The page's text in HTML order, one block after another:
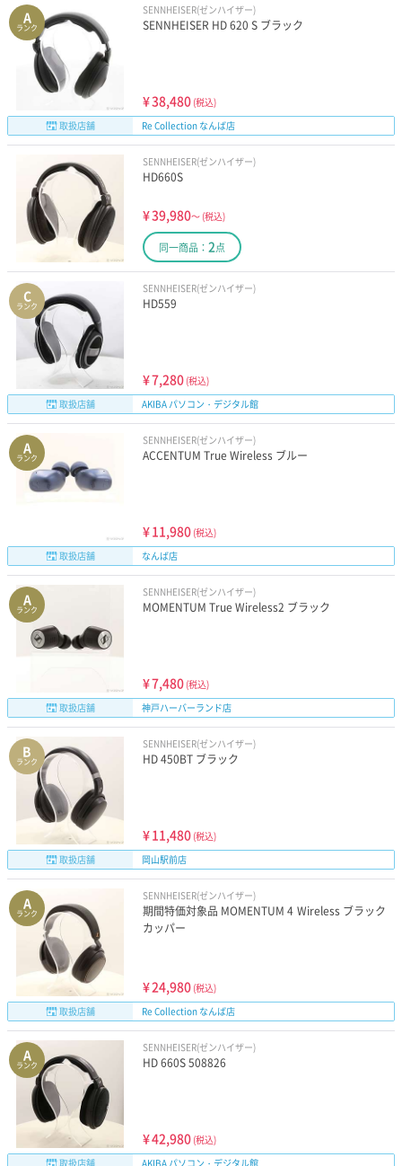
A
ランク
SENNHEISER(ゼンハイザー)
SENNHEISER HD 620 S ブラック
¥38,480 (税込)
取扱店舗
Re Collection なんば店
SENNHEISER(ゼンハイザー)
HD660S
¥39,980～ (税込)
同一商品： 2点
C
ランク
SENNHEISER(ゼンハイザー)
HD559
¥7,280 (税込)
取扱店舗
AKIBA パソコン・デジタル館
A
ランク
SENNHEISER(ゼンハイザー)
ACCENTUM True Wireless ブルー
¥11,980 (税込)
取扱店舗
なんば店
A
ランク
SENNHEISER(ゼンハイザー)
MOMENTUM True Wireless2 ブラック
¥7,480 (税込)
取扱店舗
神戸ハーバーランド店
B
ランク
SENNHEISER(ゼンハイザー)
HD 450BT ブラック
¥11,480 (税込)
取扱店舗
岡山駅前店
A
ランク
SENNHEISER(ゼンハイザー)
期間特価対象品 MOMENTUM 4 Wireless ブラック
カッパー
¥24,980 (税込)
取扱店舗
Re Collection なんば店
A
ランク
SENNHEISER(ゼンハイザー)
HD 660S 508826
¥42,980 (税込)
取扱店舗
AKIBA パソコン・デジタル館